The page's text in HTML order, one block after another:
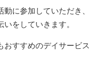
に参加していただき、
をしていきます。
おすすめのデイサービス